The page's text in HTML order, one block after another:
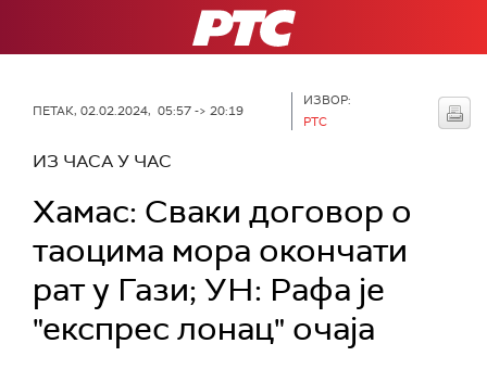
РТС
ПЕТАК, 02.02.2024, 05:57 -> 20:19
ИЗВОР:
РТС
ИЗ ЧАСА У ЧАС
Хамас: Сваки договор о
таоцима мора окончати
рат у Гази; УН: Рафа је
"експрес лонац" очаја